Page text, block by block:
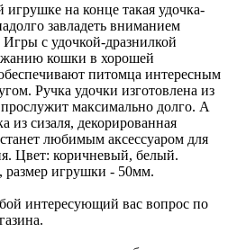
на конце такая удочка-
завладеть вниманием
с удочкой-дразнилкой
кошки в хорошей
питомца интересным
Ручка удочки изготовлена из
максимально долго. А
из сизаля, декорированная
любимым аксессуаром для
Цвет: коричневый, белый.
игрушки - 50мм.
интересующий вас вопрос по